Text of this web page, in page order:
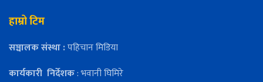
हाम्रो टिम
सञ्चालक संस्था :पहिचान मिडिया
कार्यकारी निर्देशक: भवानी घिमिरे